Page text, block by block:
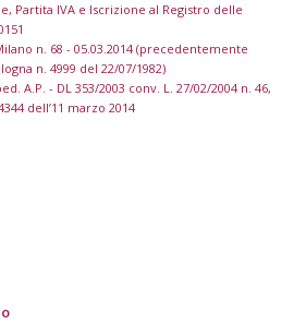
Partita IVA e Iscrizione al Registro delle
n. 68 - 05.03.2014 (precedentemente
n. 4999 del 22/07/1982)
A.P. - DL 353/2003 conv. L. 27/02/2004 n. 46,
dell’11 marzo 2014